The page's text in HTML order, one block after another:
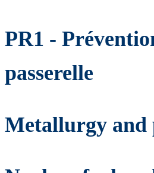
PR1 -
passerelle
Metallurgy and